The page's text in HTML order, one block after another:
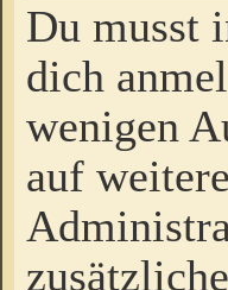
Du musst
dich
wenigen
auf